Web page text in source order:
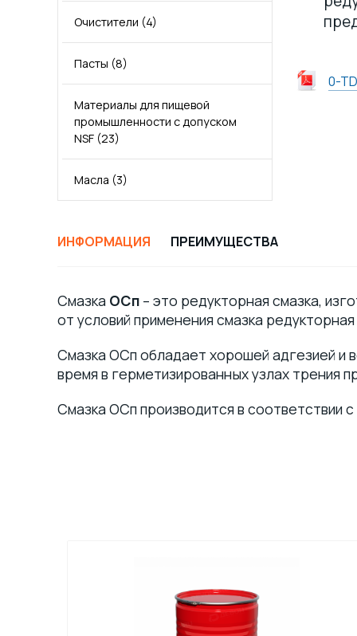
дизельных двигателей Евро-3
ГОСТ(11)
Моторное масло C3(2)
Очистители (4)
Пасты (8)
Материалы для пищевой
промышленности с допуском
NSF (23)
Масла (3)
0-
ИНФОРМАЦИЯ ПРЕИМУЩЕСТВА
Смазка ОСп – это редукторная смазка,
от условий применения смазка
Смазка ОСп обладает хорошей адгезией и
время в герметизированных узлах трения
Смазка ОСп производится в соответствии